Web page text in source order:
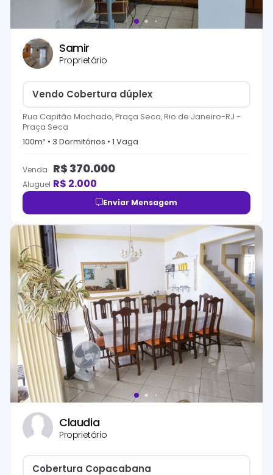
Samir
Proprietário
Vendo Cobertura dúplex
Rua Capitão Machado, Praça Seca, Rio de Janeiro-RJ -
Praça Seca
100m² • 3 Dormitórios • 1 Vaga
Venda R$ 370.000
Aluguel R$ 2.000
Enviar Mensagem
Claudia
Proprietário
Cobertura Copacabana